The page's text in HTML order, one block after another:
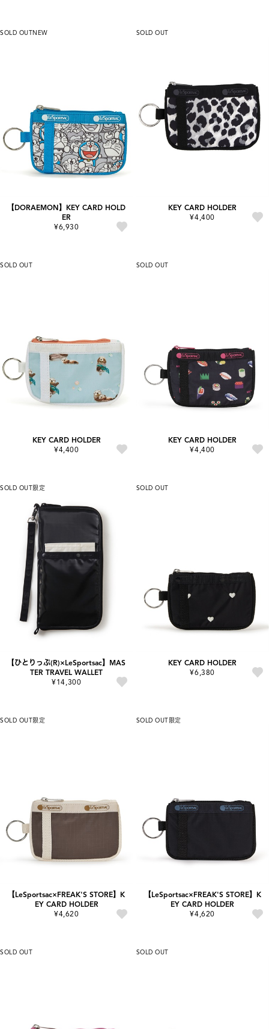
SOLD OUTNEW
【DORAEMON】KEY CARD HOLD
ER
¥6,930
SOLD OUT
KEY CARD HOLDER
¥4,400
SOLD OUT
KEY CARD HOLDER
¥4,400
SOLD OUT
KEY CARD HOLDER
¥4,400
SOLD OUT限定
【ひとりっぷ(R)×LeSportsac】MAS
TER TRAVEL WALLET
¥14,300
SOLD OUT
KEY CARD HOLDER
¥6,380
SOLD OUT限定
【LeSportsac×FREAK'S STORE】K
EY CARD HOLDER
¥4,620
SOLD OUT 限定
【LeSportsac×FREAK'S STORE】K
EY CARD HOLDER
¥4,620
SOLD OUT SOLD OUT